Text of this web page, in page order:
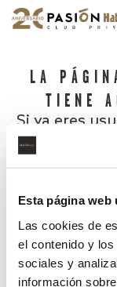
Esta página web
Las cookies de
el contenido y
sociales y
información
LA
TIENE
Si ya eres